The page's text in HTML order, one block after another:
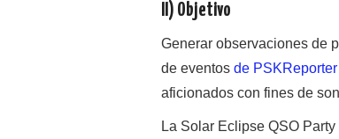
II) Objetivo
Generar observaciones de
de eventos de PSKReporter
aficionados con fines de
La Solar Eclipse QSO